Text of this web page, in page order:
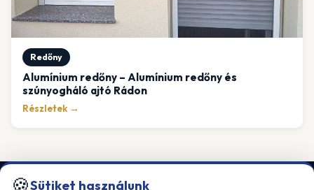
Redőny
Alumínium redőny – Alumínium redőny és
szúnyogháló ajtó Rádon
Részletek →
Sütiket használunk